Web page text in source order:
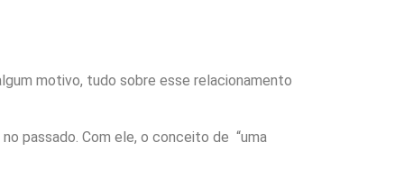
motivo, tudo sobre esse relacionamento
passado. Com ele, o conceito de “uma